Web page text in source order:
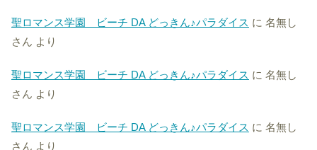
聖ロマンス学園 ビーチ DA どっきん♪パラダイス に 名無し
さん より
聖ロマンス学園 ビーチ DA どっきん♪パラダイス に 名無し
さん より
聖ロマンス学園 ビーチ DA どっきん♪パラダイス に 名無し
さん より